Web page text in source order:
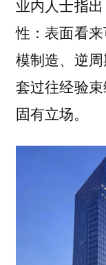
业内人士指
性：表面看
模制造、逆
套过往经验
固有立场。